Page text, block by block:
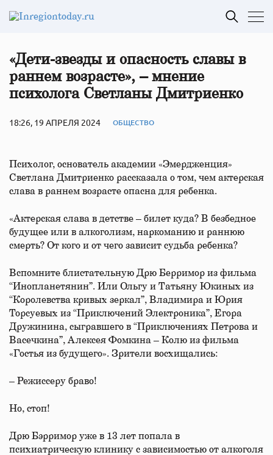
«Дети-звезды и опасность славы в
раннем возрасте», – мнение
психолога Светланы Дмитриенко
18:26, 19 АПРЕЛЯ 2024 ОБЩЕСТВО
Психолог, основатель академии «Эмердженция»
Светлана Дмитриенко рассказала о том, чем актерская
слава в раннем возрасте опасна для ребенка.
«Актерская слава в детстве – билет куда? В безбедное
будущее или в алкоголизм, наркоманию и раннюю
смерть? От кого и от чего зависит судьба ребенка?
Вспомните блистательную Дрю Берримор из фильма
“Инопланетянин”. Или Ольгу и Татьяну Юкиных из
“Королевства кривых зеркал”, Владимира и Юрия
Торсуевых из “Приключений Электроника”, Егора
Дружинина, сыгравшего в “Приключениях Петрова и
Васечкина”, Алексея Фомкина – Колю из фильма
«Гостья из будущего». Зрители восхищались:
– Режиссеру браво!
Но, стоп!
Дрю Бэрримор уже в 13 лет попала в
психиатрическую клинику с зависимостью от алкоголя